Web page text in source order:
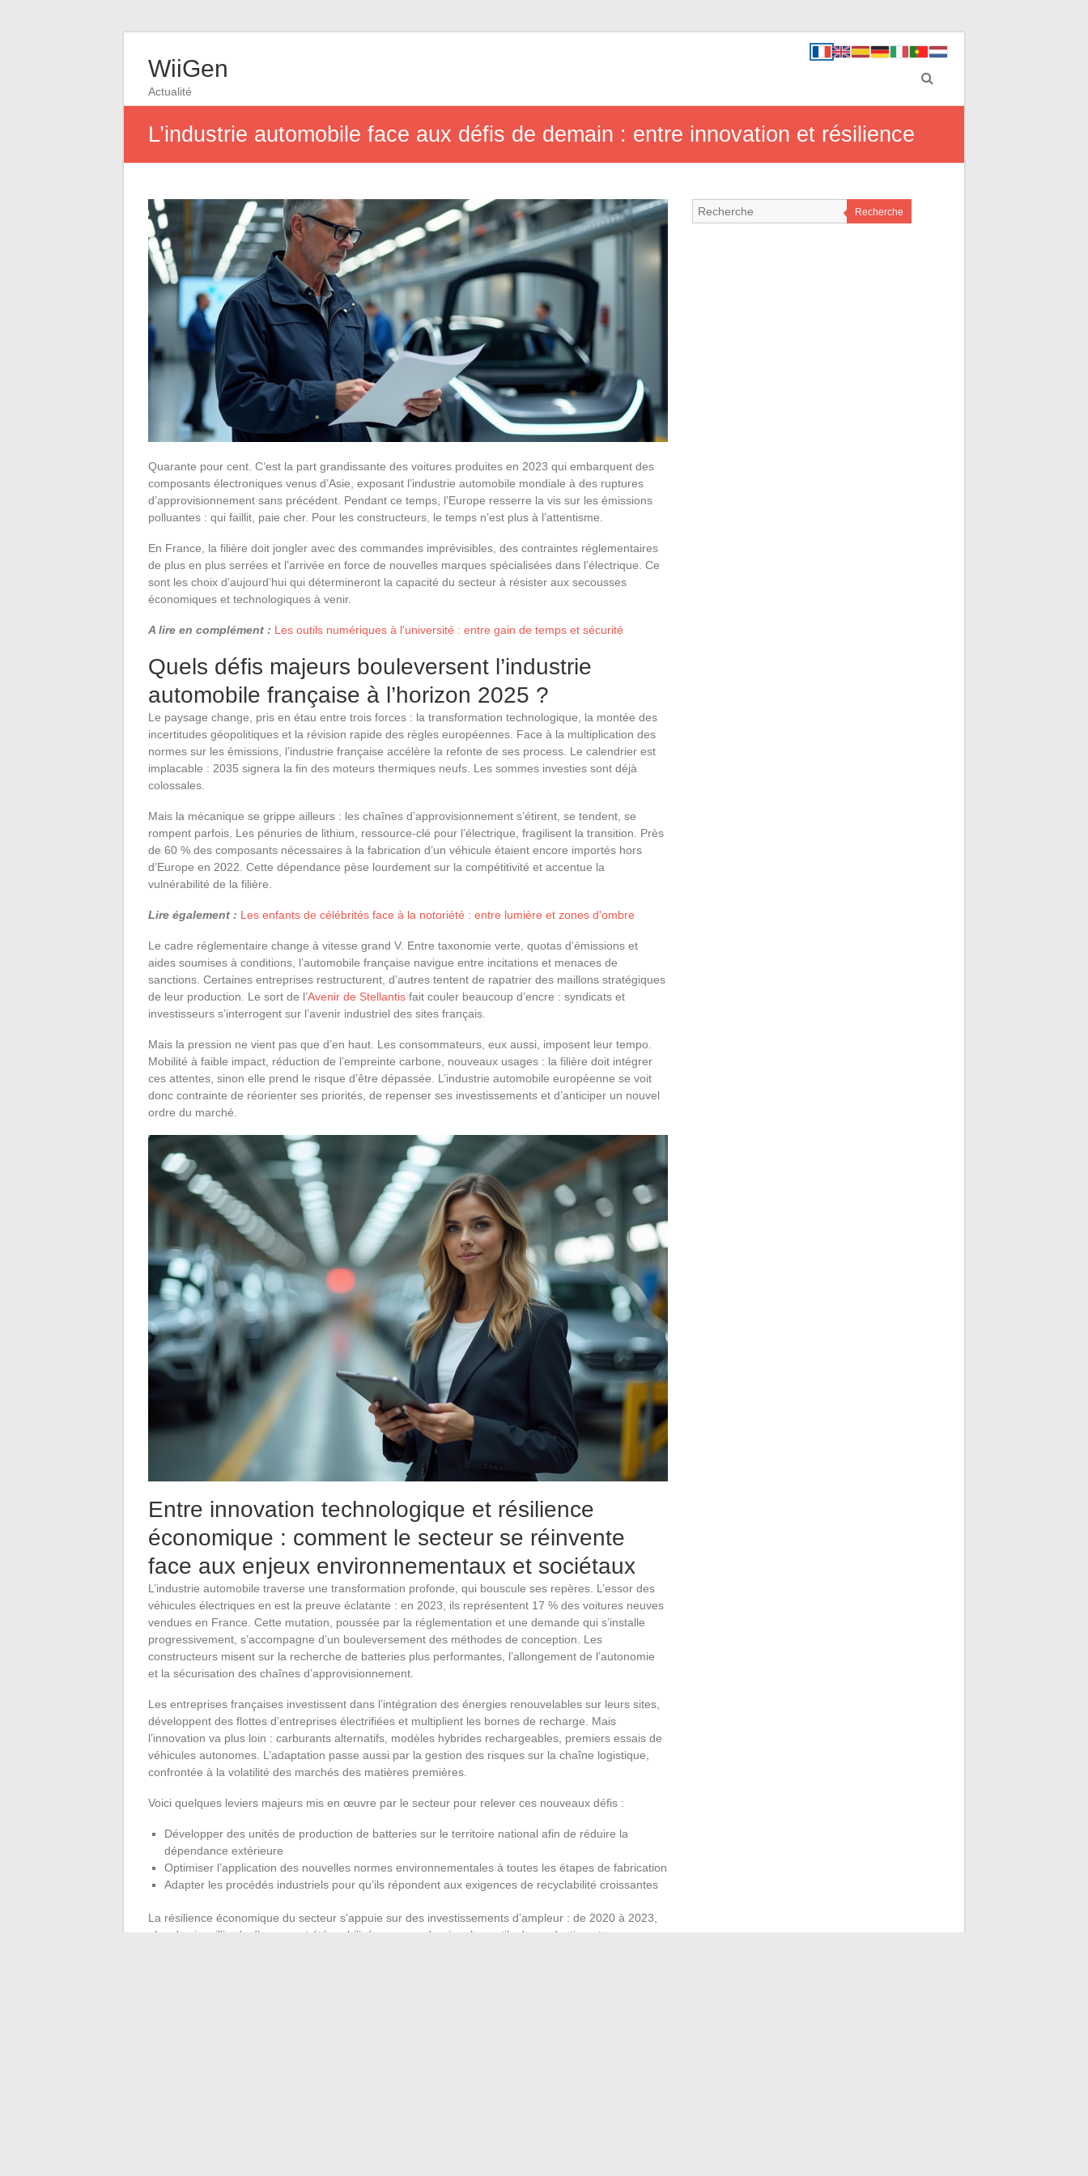
WiiGen
Actualité
L’industrie automobile face aux défis de demain : entre innovation et résilience
Quarante pour cent. C’est la part grandissante des voitures produites en 2023 qui embarquent des
composants électroniques venus d’Asie, exposant l’industrie automobile mondiale à des ruptures
d’approvisionnement sans précédent. Pendant ce temps, l’Europe resserre la vis sur les émissions
polluantes : qui faillit, paie cher. Pour les constructeurs, le temps n’est plus à l’attentisme.
En France, la filière doit jongler avec des commandes imprévisibles, des contraintes réglementaires
de plus en plus serrées et l’arrivée en force de nouvelles marques spécialisées dans l’électrique. Ce
sont les choix d’aujourd’hui qui détermineront la capacité du secteur à résister aux secousses
économiques et technologiques à venir.
A lire en complément : Les outils numériques à l'université : entre gain de temps et sécurité
Quels défis majeurs bouleversent l’industrie
automobile française à l’horizon 2025 ?
Le paysage change, pris en étau entre trois forces : la transformation technologique, la montée des
incertitudes géopolitiques et la révision rapide des règles européennes. Face à la multiplication des
normes sur les émissions, l’industrie française accélère la refonte de ses process. Le calendrier est
implacable : 2035 signera la fin des moteurs thermiques neufs. Les sommes investies sont déjà
colossales.
Mais la mécanique se grippe ailleurs : les chaînes d’approvisionnement s’étirent, se tendent, se
rompent parfois. Les pénuries de lithium, ressource-clé pour l’électrique, fragilisent la transition. Près
de 60 % des composants nécessaires à la fabrication d’un véhicule étaient encore importés hors
d’Europe en 2022. Cette dépendance pèse lourdement sur la compétitivité et accentue la
vulnérabilité de la filière.
Lire également : Les enfants de célébrités face à la notoriété : entre lumière et zones d'ombre
Le cadre réglementaire change à vitesse grand V. Entre taxonomie verte, quotas d’émissions et
aides soumises à conditions, l’automobile française navigue entre incitations et menaces de
sanctions. Certaines entreprises restructurent, d’autres tentent de rapatrier des maillons stratégiques
de leur production. Le sort de l’Avenir de Stellantis fait couler beaucoup d’encre : syndicats et
investisseurs s’interrogent sur l’avenir industriel des sites français.
Mais la pression ne vient pas que d’en haut. Les consommateurs, eux aussi, imposent leur tempo.
Mobilité à faible impact, réduction de l’empreinte carbone, nouveaux usages : la filière doit intégrer
ces attentes, sinon elle prend le risque d’être dépassée. L’industrie automobile européenne se voit
donc contrainte de réorienter ses priorités, de repenser ses investissements et d’anticiper un nouvel
ordre du marché.
Entre innovation technologique et résilience
économique : comment le secteur se réinvente
face aux enjeux environnementaux et sociétaux
L’industrie automobile traverse une transformation profonde, qui bouscule ses repères. L’essor des
véhicules électriques en est la preuve éclatante : en 2023, ils représentent 17 % des voitures neuves
vendues en France. Cette mutation, poussée par la réglementation et une demande qui s’installe
progressivement, s’accompagne d’un bouleversement des méthodes de conception. Les
constructeurs misent sur la recherche de batteries plus performantes, l’allongement de l’autonomie
et la sécurisation des chaînes d’approvisionnement.
Les entreprises françaises investissent dans l’intégration des énergies renouvelables sur leurs sites,
développent des flottes d’entreprises électrifiées et multiplient les bornes de recharge. Mais
l’innovation va plus loin : carburants alternatifs, modèles hybrides rechargeables, premiers essais de
véhicules autonomes. L’adaptation passe aussi par la gestion des risques sur la chaîne logistique,
confrontée à la volatilité des marchés des matières premières.
Voici quelques leviers majeurs mis en œuvre par le secteur pour relever ces nouveaux défis :
Développer des unités de production de batteries sur le territoire national afin de réduire la
dépendance extérieure
Optimiser l’application des nouvelles normes environnementales à toutes les étapes de fabrication
Adapter les procédés industriels pour qu’ils répondent aux exigences de recyclabilité croissantes
La résilience économique du secteur s’appuie sur des investissements d’ampleur : de 2020 à 2023,
plus de six milliards d’euros ont été mobilisés pour moderniser les outils de production et
Recherche